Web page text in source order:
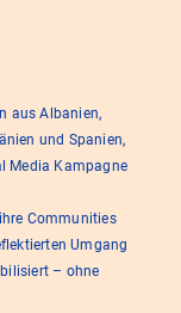
aus Albanien,
und Spanien,
Media Kampagne
Communities
Umgang
– ohne